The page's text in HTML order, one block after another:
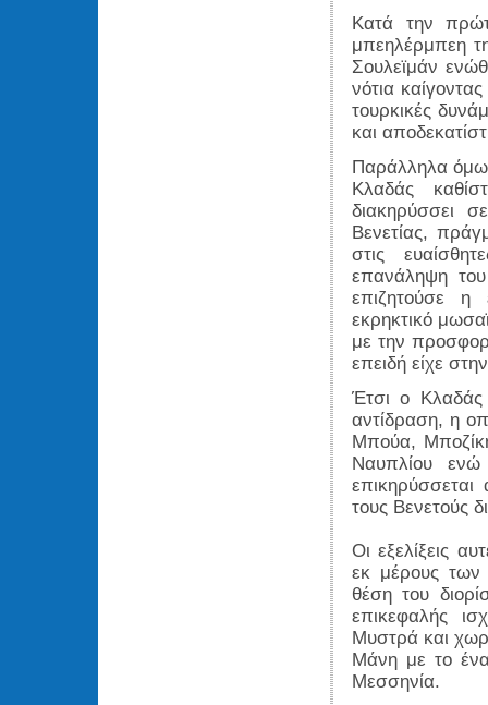
Κατά την
μπεηλέρμπεη
Σουλεϊμάν
νότια
τουρκικές
και
Παράλληλα
Κλαδάς
διακηρύσσει
Βενετίας,
στις
επανάληψη
επιζητούσε η
εκρηκτικό
με την
επειδή είχε
Έτσι ο Κλαδάς
αντίδραση, η
Μπούα,
Ναυπλίου ενώ
τους Βενετούς
Οι εξελίξεις
εκ μέρους των
θέση του
επικεφαλής
Μυστρά και
Μάνη με το
Μεσσηνία.